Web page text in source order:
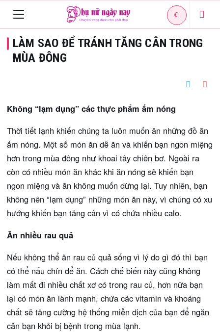
navigation
☾
LÀM SAO ĐỂ TRÁNH TĂNG CÂN TRONG
MÙA ĐÔNG
Không “lạm dụng” các thực phẩm ấm nóng
Thời tiết lạnh khiến chúng ta luôn muốn ăn những đồ ăn
ấm nóng. Một số món ăn dễ ăn và khiến bạn ngon miệng
hơn trong mùa đông như khoai tây chiên bơ. Ngoài ra
còn có nhiều món ăn khác khi ăn nóng sẽ khiến bạn
ngon miệng và ăn không muốn dừng lại. Tuy nhiên, bạn
không nên “lạm dụng” những món ăn này, vì chúng có xu
hướng khiến bạn tăng cân vì có chứa nhiều calo.
Ăn nhiều rau quả
Nếu không thể ăn rau củ quả sống vì lý do gì đó thì bạn
có thể nấu chín để ăn. Cách chế biến này cũng không
làm mất đi nhiều chất xơ có trong rau củ, hơn nữa bạn
lại có món ăn lành mạnh, chứa các vitamin và khoáng
chất sẽ tăng cường hệ thống miễn dịch của bạn để ngăn
cản bạn khỏi bị bệnh trong mùa lạnh.